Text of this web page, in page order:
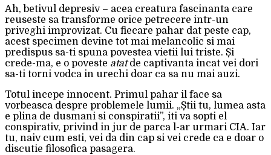
Ah, betivul depresiv – acea creatura fascinanta care
reuseste sa transforme orice petrecere intr-un
priveghi improvizat. Cu fiecare pahar dat peste cap,
acest specimen devine tot mai melancolic si mai
predispus sa-ti spuna povestea vietii lui triste. Și
crede-ma, e o poveste atatde captivanta incat vei dori
sa-ti torni vodca in urechi doar ca sa nu mai auzi.
Totul incepe innocent. Primul pahar il face sa
vorbeasca despre problemele lumii. „Știi tu, lumea asta
e plina de dusmani si conspiratii”, iti va sopti el
conspirativ, privind in jur de parca l-ar urmari CIA. Iar
tu, naiv cum esti, vei da din cap si vei crede ca e doar o
discutie filosofica pasagera.